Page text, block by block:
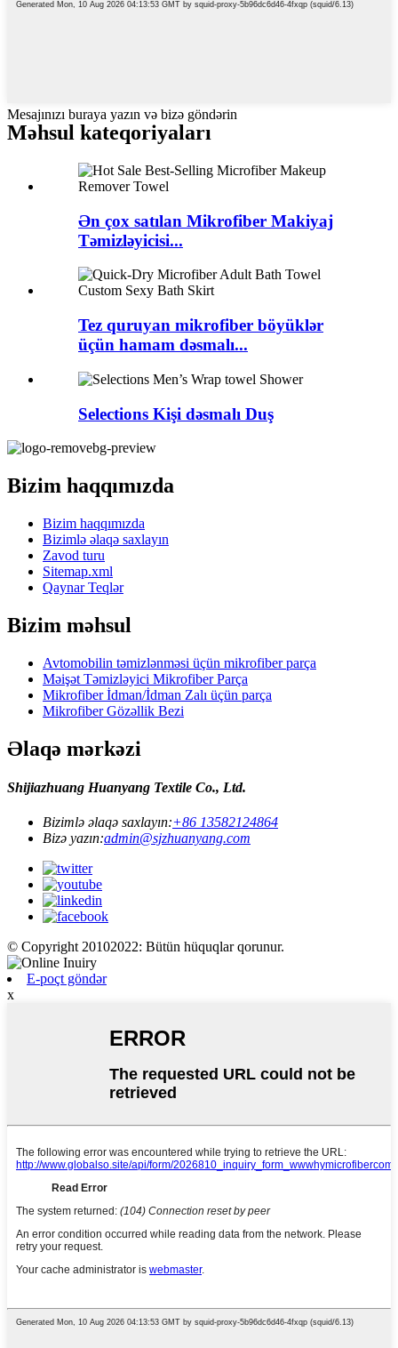
Mesajınızı buraya yazın və bizə göndərin
Məhsul kateqoriyaları
Ən çox satılan Mikrofiber Makiyaj
Təmizləyicisi...
Tez quruyan mikrofiber böyüklər
üçün hamam dəsmalı...
Selections Kişi dəsmalı Duş
Bizim haqqımızda
Bizim haqqımızda
Bizimlə əlaqə saxlayın
Zavod turu
Sitemap.xml
Qaynar Teqlər
Bizim məhsul
Avtomobilin təmizlənməsi üçün mikrofiber parça
Məişət Təmizləyici Mikrofiber Parça
Mikrofiber İdman/İdman Zalı üçün parça
Mikrofiber Gözəllik Bezi
Əlaqə mərkəzi
Shijiazhuang Huanyang Textile Co., Ltd.
Bizimlə əlaqə saxlayın:+86 13582124864
Bizə yazın:admin@sjzhuanyang.com
© Copyright 20102022: Bütün hüquqlar qorunur.
E-poçt göndər
x